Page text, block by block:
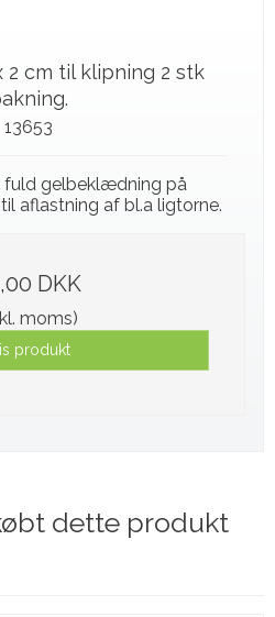
2 cm til klipning 2 stk
13653
fuld gelbeklædning på
aflastning af bl.a ligtorne.
DKK
moms)
produkt
dette produkt